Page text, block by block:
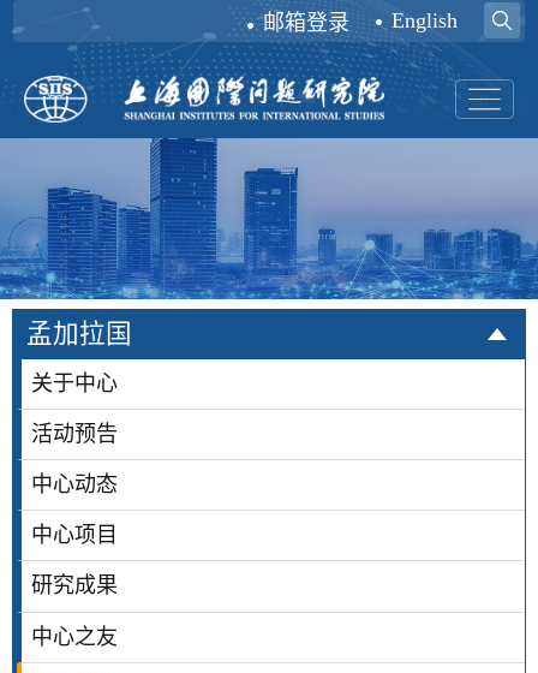
邮箱登录 English
孟加拉国
关于中心
活动预告
中心动态
中心项目
研究成果
中心之友